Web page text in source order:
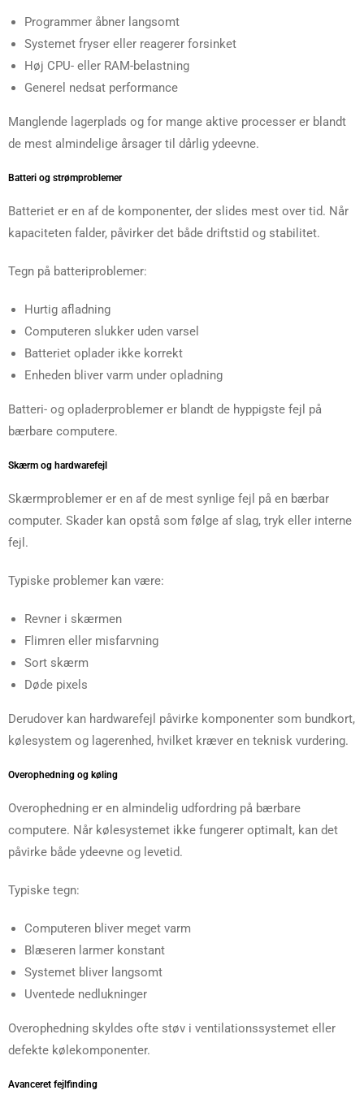
Programmer åbner langsomt
Systemet fryser eller reagerer forsinket
Høj CPU- eller RAM-belastning
Generel nedsat performance
Manglende lagerplads og for mange aktive processer er blandt
de mest almindelige årsager til dårlig ydeevne.
Batteri og strømproblemer
Batteriet er en af de komponenter, der slides mest over tid. Når
kapaciteten falder, påvirker det både driftstid og stabilitet.
Tegn på batteriproblemer:
Hurtig afladning
Computeren slukker uden varsel
Batteriet oplader ikke korrekt
Enheden bliver varm under opladning
Batteri- og opladerproblemer er blandt de hyppigste fejl på
bærbare computere.
Skærm og hardwarefejl
Skærmproblemer er en af de mest synlige fejl på en bærbar
computer. Skader kan opstå som følge af slag, tryk eller interne
fejl.
Typiske problemer kan være:
Revner i skærmen
Flimren eller misfarvning
Sort skærm
Døde pixels
Derudover kan hardwarefejl påvirke komponenter som bundkort,
kølesystem og lagerenhed, hvilket kræver en teknisk vurdering.
Overophedning og køling
Overophedning er en almindelig udfordring på bærbare
computere. Når kølesystemet ikke fungerer optimalt, kan det
påvirke både ydeevne og levetid.
Typiske tegn:
Computeren bliver meget varm
Blæseren larmer konstant
Systemet bliver langsomt
Uventede nedlukninger
Overophedning skyldes ofte støv i ventilationssystemet eller
defekte kølekomponenter.
Avanceret fejlfinding